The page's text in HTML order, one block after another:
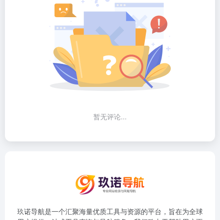
暂无评论...
玖诺导航是一个汇聚海量优质工具与资源的平台，旨在为全球